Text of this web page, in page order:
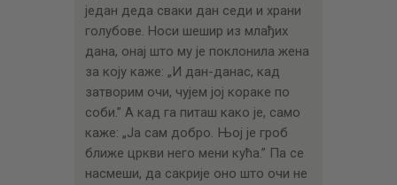
један деда сваки дан седи и храни
голубове. Носи шешир из млађих
дана, онај што му је поклонила жена
за коју каже: „И дан-данас, кад
затворим очи, чујем јој кораке по
соби.” А кад га питаш како је, само
каже: „Ја сам добро. Њој је гроб
ближе цркви него мени кућа.” Па се
насмеши, да сакрије оно што очи не